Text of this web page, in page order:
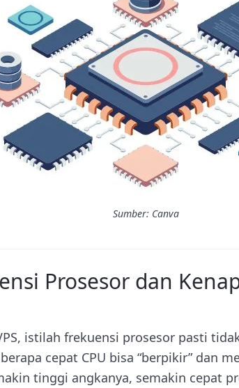
Sumber: Canva
Prosesor dan
istilah frekuensi prosesor pasti
cepat CPU bisa “berpikir” dan
tinggi angkanya, semakin cepat